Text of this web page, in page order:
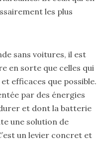
les plus
sans voitures, il est
en sorte que celles qui
efficaces que possible.
par des énergies
et dont la batterie
une solution de
un levier concret et